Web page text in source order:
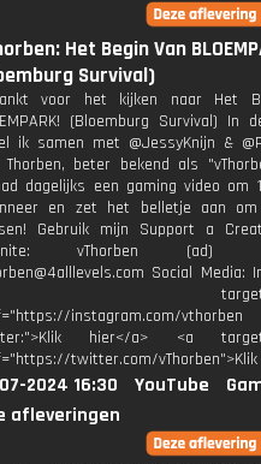
Het Begin Van
Survival)
voor het kijken naar Het
(Bloemburg Survival) In
ik samen met @JessyKnijn &
Thorben, beter bekend als
dagelijks een gaming video om
en zet het belletje aan
Gebruik mijn Support a
vThorben (ad)
Social Media:
instagram.com/vthorben
hier</a> <a
twitter.com/
2024 16:30 YouTube
afleveringen